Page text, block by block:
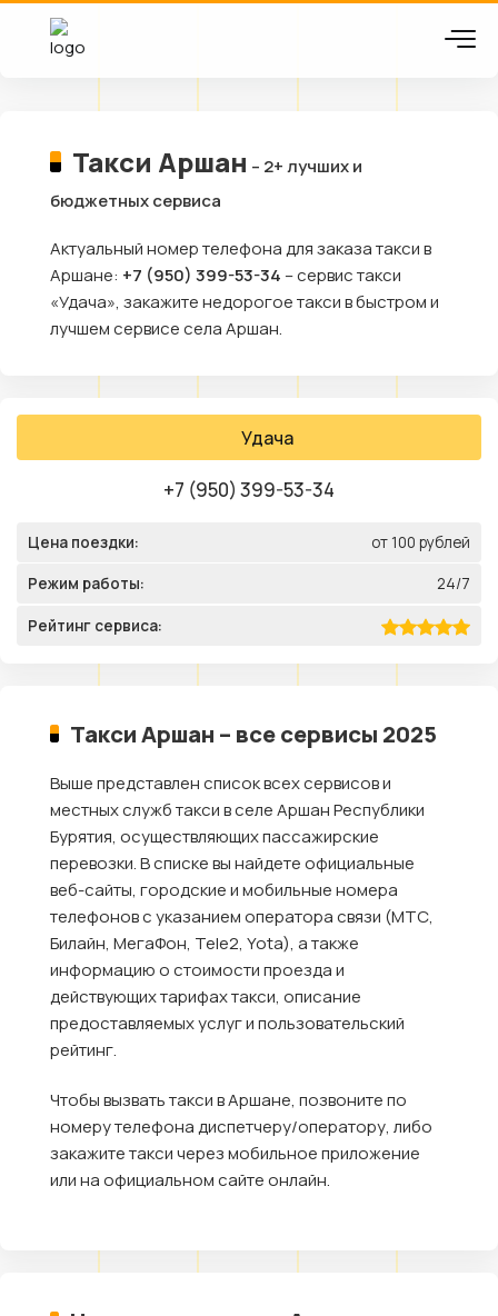
Такси Аршан – 2+ лучших и
бюджетных сервиса
Актуальный номер телефона для заказа такси в
Аршане: +7 (950) 399-53-34 – сервис такси
«Удача», закажите недорогое такси в быстром и
лучшем сервисе села Аршан.
Удача
+7 (950) 399-53-34
Цена поездки: от 100 рублей
Режим работы: 24/7
Рейтинг сервиса:
Такси Аршан – все сервисы 2025
Выше представлен список всех сервисов и
местных служб такси в селе Аршан Республики
Бурятия, осуществляющих пассажирские
перевозки. В списке вы найдете официальные
веб-сайты, городские и мобильные номера
телефонов с указанием оператора связи (МТС,
Билайн, МегаФон, Tele2, Yota), а также
информацию о стоимости проезда и
действующих тарифах такси, описание
предоставляемых услуг и пользовательский
рейтинг.
Чтобы вызвать такси в Аршане, позвоните по
номеру телефона диспетчеру/оператору, либо
закажите такси через мобильное приложение
или на официальном сайте онлайн.